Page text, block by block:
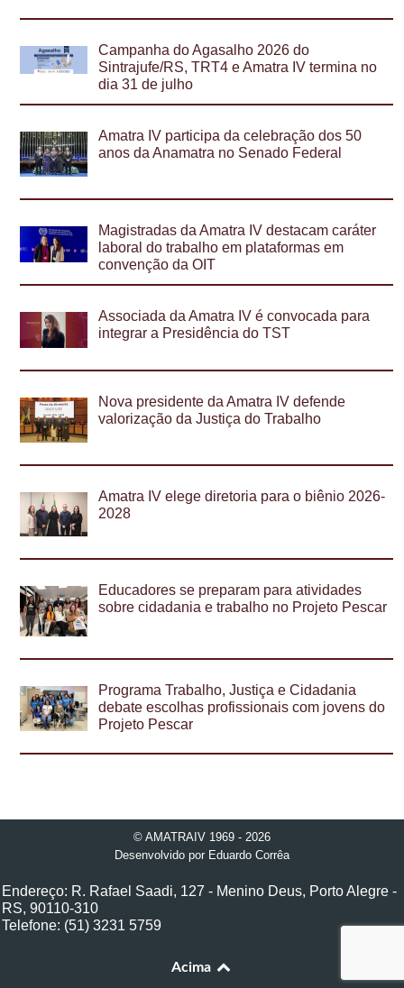
Campanha do Agasalho 2026 do
Sintrajufe/RS, TRT4 e Amatra IV termina no
dia 31 de julho
Amatra IV participa da celebração dos 50
anos da Anamatra no Senado Federal
Magistradas da Amatra IV destacam caráter
laboral do trabalho em plataformas em
convenção da OIT
Associada da Amatra IV é convocada para
integrar a Presidência do TST
Nova presidente da Amatra IV defende
valorização da Justiça do Trabalho
Amatra IV elege diretoria para o biênio 2026-
2028
Educadores se preparam para atividades
sobre cidadania e trabalho no Projeto Pescar
Programa Trabalho, Justiça e Cidadania
debate escolhas profissionais com jovens do
Projeto Pescar
© AMATRAIV 1969 - 2026
Desenvolvido por Eduardo Corrêa
Endereço: R. Rafael Saadi, 127 - Menino Deus, Porto Alegre -
RS, 90110-310
Telefone: (51) 3231 5759
Acima